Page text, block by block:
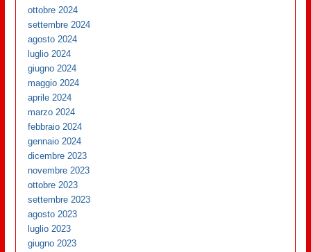
ottobre 2024
settembre 2024
agosto 2024
luglio 2024
giugno 2024
maggio 2024
aprile 2024
marzo 2024
febbraio 2024
gennaio 2024
dicembre 2023
novembre 2023
ottobre 2023
settembre 2023
agosto 2023
luglio 2023
giugno 2023